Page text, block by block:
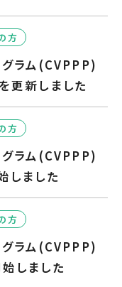
方
ラム(CVPPP)
更新しました
方
ラム(CVPPP)
しました
方
ラム(CVPPP)
しました